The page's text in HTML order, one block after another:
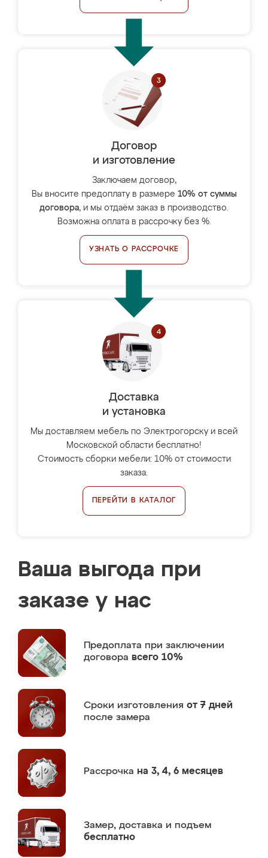
Договор
и изготовление
Заключаем договор,
Вы вносите предоплату в размере 10% от суммы
договора, и мы отдаём заказ в производство.
Возможна оплата в рассрочку без %.
УЗНАТЬ О РАССРОЧКЕ
Доставка
и установка
Мы доставляем мебель по Электрогорску и всей
Московской области бесплатно!
Стоимость сборки мебели: 10% от стоимости
заказа.
ПЕРЕЙТИ В КАТАЛОГ
Ваша выгода при
заказе у нас
Предоплата при заключении
договора всего 10%
Сроки изготовления от 7 дней
после замера
Рассрочка на 3, 4, 6 месяцев
Замер, доставка и подъем
бесплатно